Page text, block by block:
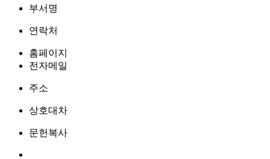
부서명
연락처
홈페이지
전자메일
주소
상호대차
문헌복사